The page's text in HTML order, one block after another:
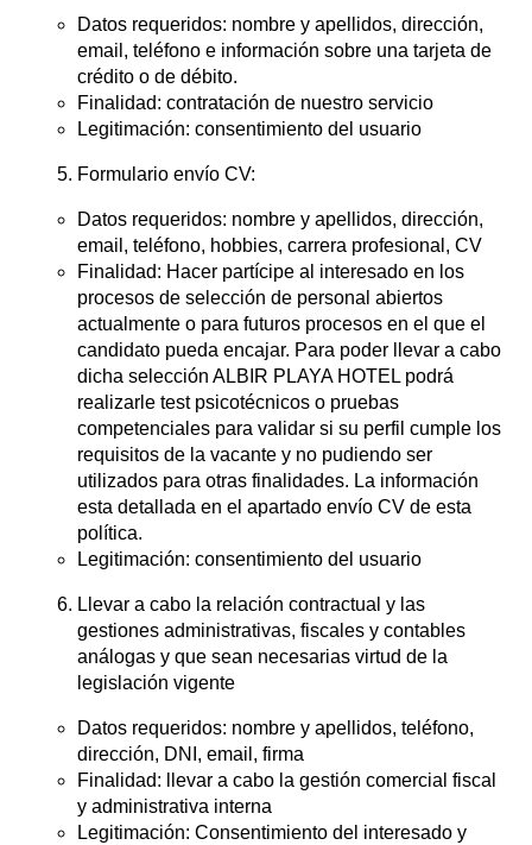
Datos requeridos: nombre y apellidos, dirección,
email, teléfono e información sobre una tarjeta de
crédito o de débito.
Finalidad: contratación de nuestro servicio
Legitimación: consentimiento del usuario
Formulario envío CV:
Datos requeridos: nombre y apellidos, dirección,
email, teléfono, hobbies, carrera profesional, CV
Finalidad: Hacer partícipe al interesado en los
procesos de selección de personal abiertos
actualmente o para futuros procesos en el que el
candidato pueda encajar. Para poder llevar a cabo
dicha selección ALBIR PLAYA HOTEL podrá
realizarle test psicotécnicos o pruebas
competenciales para validar si su perfil cumple los
requisitos de la vacante y no pudiendo ser
utilizados para otras finalidades. La información
esta detallada en el apartado envío CV de esta
política.
Legitimación: consentimiento del usuario
Llevar a cabo la relación contractual y las
gestiones administrativas, fiscales y contables
análogas y que sean necesarias virtud de la
legislación vigente
Datos requeridos: nombre y apellidos, teléfono,
dirección, DNI, email, firma
Finalidad: llevar a cabo la gestión comercial fiscal
y administrativa interna
Legitimación: Consentimiento del interesado y